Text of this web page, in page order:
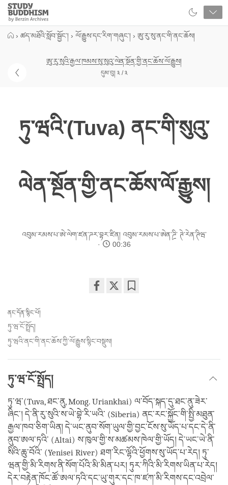
Close
Study
Buddhism
› ཚད་མཐོའི་སློབ་སྦྱོང་། › ལོ་རྒྱུས་དང་རིག་གཞུང་། › ཨུ་རུ་སུ་ནང་གི་ནང་ཆོས།
ཨུ་རུ་སུའི་རྒྱལ་ཁམས་སུ་སུའུ་ལེན་སྔོན་གྱི་ནང་ཆོས་ལོ་རྒྱུས།
དུམ་བུ། ༣ / ༣
ཏུ་ཝའི་(Tuva) ནང་གི་སུའུ་
ལེན་སྔོན་གྱི་ནང་ཆོས་ལོ་རྒྱུས།
འབུམ་རམས་པ་ཨེ་ལེག་ཛན་ཌར་བྷར་ཛིན། འབུམ་རམས་པ་ཨེན་ཌྲི་ ཊེ་རེན་ཊིཝ་
00:36
ནང་དོན་སྙིང་པོ།
ཏུ་ཝ་ངོ་སྤྲོད།
ཏུ་ཝའི་ནང་གི་ནང་ཆོས་ཀྱི་ལོ་རྒྱུས་སྙིང་བསྡུས།
ཏུ་ཝ་ངོ་སྤྲོད།
ཏུ་ཝ་(Tuva, ཐང་ནུ, Mong. Uriankhai) ལ་བོད་སྐད་དུ་ཐང་ནུ་ཟེར་
ཞིང་། དེ་ནི་རུ་སུའི་ས་ཡེ་བྷེ་རི་ཡའི་ (Siberia) ནང་རང་སྐྱོང་གི་སྤྱི་མཐུན་
རྒྱལ་ཁབ་ཅིག་ཡིན། དེ་ཡང་ནུབ་སོག་ཡུལ་གྱི་བྱང་ངོས་སུ་ཡོད་པ་དང་དེ་ནི་
ནུབ་ཨལ་ཏའི་ (Altai) ས་ཁུལ་གྱི་ས་མཚམས་ཁེལ་གྱི་ཡོད། དེ་ཡང་ཡེ་ནི་
སིའི་ཆུ་བོའི་ (Yenisei River) ཐག་རིང་ལྷོའི་ཕྱོགས་སུ་ཡོད་པ་རེད། ཏུ་
ཝན་གྱི་མི་རིགས་ནི་སོག་པོའི་མི་མིན་པར། ཏུར་ཀིའི་མི་རིགས་ཡིན་པ་རེད།
དེར་བརྟེན་ཁོང་ཚོ་ཨལ་ཏའི་དང་ཡུ་གུར་དང་ཁ་ཛཀ་མི་རིགས་དང་འབྲེལ་